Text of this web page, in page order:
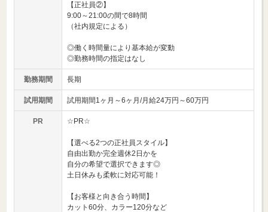
【正社員②】
9:00～21:00の間で8時間
（社内規定による）
◎働く時間量により基本給が変動
◎勤務時間の指定はなし
勤務期間 長期
試用期間 試用期間1ヶ月～6ヶ月/月給24万円～60万円
PR ☆PR☆
【選べる2つの正社員スタイル】
自由出勤か完全週休2日かを
自分の希望で選択できます◎
土日休みも柔軟に対応可能！
【お客様と向き合う時間】
カット60分、カラー120分など